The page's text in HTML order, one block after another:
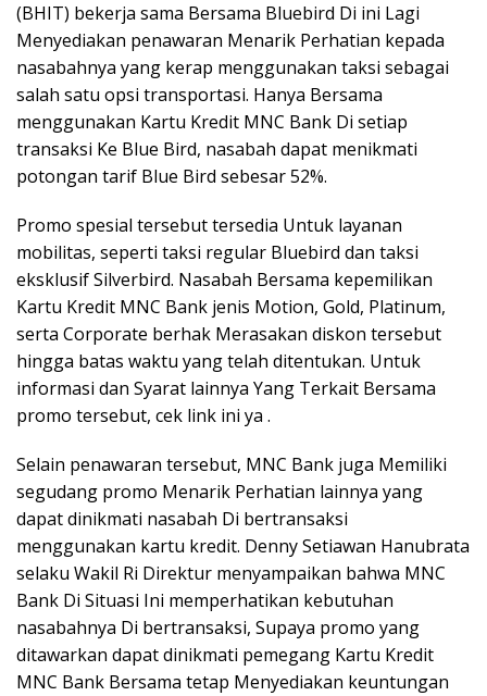
(BHIT) bekerja sama Bersama Bluebird Di ini Lagi
Menyediakan penawaran Menarik Perhatian kepada
nasabahnya yang kerap menggunakan taksi sebagai
salah satu opsi transportasi. Hanya Bersama
menggunakan Kartu Kredit MNC Bank Di setiap
transaksi Ke Blue Bird, nasabah dapat menikmati
potongan tarif Blue Bird sebesar 52%.
Promo spesial tersebut tersedia Untuk layanan
mobilitas, seperti taksi regular Bluebird dan taksi
eksklusif Silverbird. Nasabah Bersama kepemilikan
Kartu Kredit MNC Bank jenis Motion, Gold, Platinum,
serta Corporate berhak Merasakan diskon tersebut
hingga batas waktu yang telah ditentukan. Untuk
informasi dan Syarat lainnya Yang Terkait Bersama
promo tersebut, cek link ini ya .
Selain penawaran tersebut, MNC Bank juga Memiliki
segudang promo Menarik Perhatian lainnya yang
dapat dinikmati nasabah Di bertransaksi
menggunakan kartu kredit. Denny Setiawan Hanubrata
selaku Wakil Ri Direktur menyampaikan bahwa MNC
Bank Di Situasi Ini memperhatikan kebutuhan
nasabahnya Di bertransaksi, Supaya promo yang
ditawarkan dapat dinikmati pemegang Kartu Kredit
MNC Bank Bersama tetap Menyediakan keuntungan